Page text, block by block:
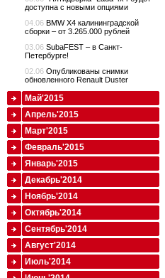
доступна с новыми опциями
04.06 BMW X4 калининградской
сборки – от 3.265.000 рублей
03.06 SubaFEST – в Санкт-
Петербурге!
02.06 Опубликованы снимки
обновленного Renault Duster
Май'2015
Апрель'2015
Март'2015
Февраль'2015
Январь'2015
Декабрь'2014
Ноябрь'2014
Октябрь'2014
Сентябрь'2014
Август'2014
Июль'2014